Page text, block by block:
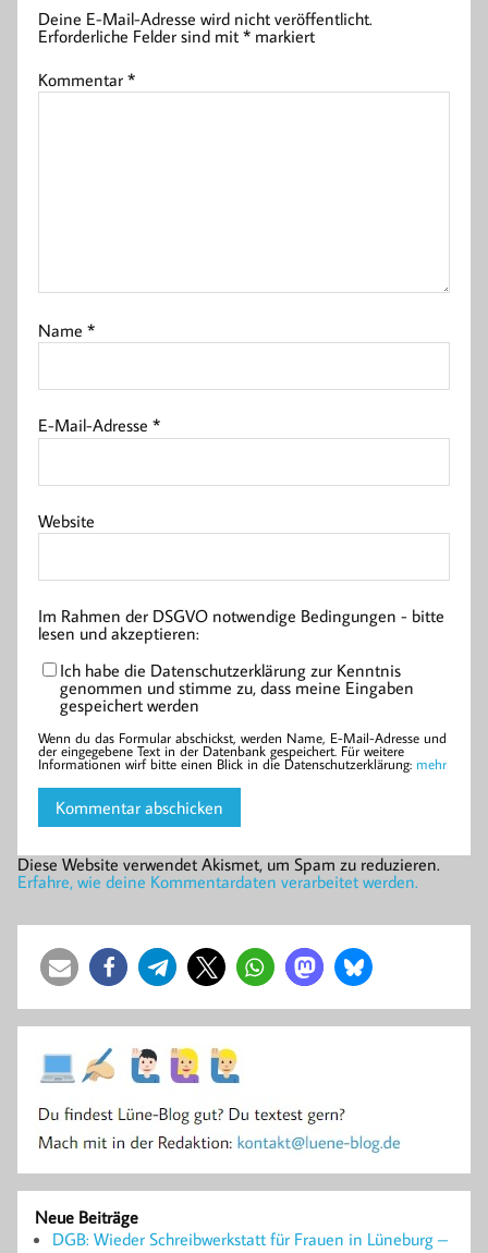
Deine E-Mail-Adresse wird nicht veröffentlicht.
Erforderliche Felder sind mit* markiert
Kommentar*
Name*
E-Mail-Adresse*
Website
Im Rahmen der DSGVO notwendige Bedingungen - bitte
lesen und akzeptieren:
Ich habe die Datenschutzerklärung zur Kenntnis
genommen und stimme zu, dass meine Eingaben
gespeichert werden
Wenn du das Formular abschickst, werden Name, E-Mail-Adresse und
der eingegebene Text in der Datenbank gespeichert. Für weitere
Informationen wirf bitte einen Blick in die Datenschutzerklärung: mehr
Diese Website verwendet Akismet, um Spam zu reduzieren.
Erfahre, wie deine Kommentardaten verarbeitet werden.
Neue Beiträge
DGB: Wieder Schreibwerkstatt für Frauen in Lüneburg –